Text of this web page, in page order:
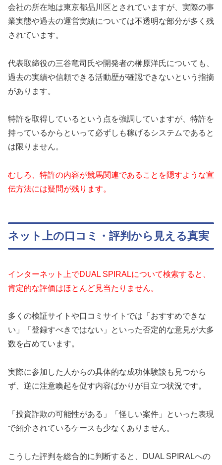
会社の所在地は東京都品川区とされていますが、実際の事
業実態や過去の運営実績については不透明な部分が多く残
されています。
代表取締役の三谷竜司氏や開発者の榊原洋氏についても、
過去の実績や信頼できる活動歴が確認できないという指摘
があります。
特許を取得しているという点を強調していますが、特許を
持っているからといって必ずしも稼げるシステムであると
は限りません。
むしろ、特許の内容が競馬関連であることを隠すような宣
伝方法には疑問が残ります。
ネット上の口コミ・評判から見える真実
インターネット上でDUAL SPIRALについて検索すると、
肯定的な評価はほとんど見当たりません。
多くの検証サイトや口コミサイトでは「おすすめできな
い」「登録すべきではない」といった否定的な意見が大多
数を占めています。
実際に参加した人からの具体的な成功体験談も見つから
ず、逆に注意喚起を促す内容ばかりが目立つ状況です。
「投資詐欺の可能性がある」「怪しい案件」といった表現
で紹介されているケースも少なくありません。
こうした評判を総合的に判断すると、DUAL SPIRALへの